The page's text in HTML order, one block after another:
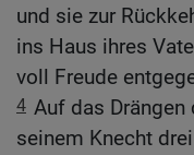
und sie zur
ins Haus ihres
voll Freude
4 Auf das
seinem Knecht